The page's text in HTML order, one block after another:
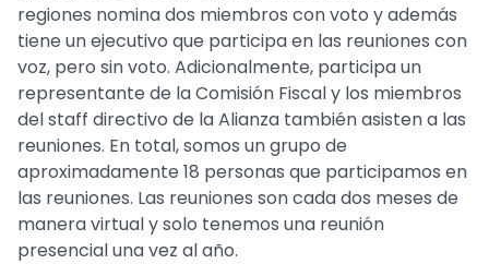
regiones nomina dos miembros con voto y además
tiene un ejecutivo que participa en las reuniones con
voz, pero sin voto. Adicionalmente, participa un
representante de la Comisión Fiscal y los miembros
del staff directivo de la Alianza también asisten a las
reuniones. En total, somos un grupo de
aproximadamente 18 personas que participamos en
las reuniones. Las reuniones son cada dos meses de
manera virtual y solo tenemos una reunión
presencial una vez al año.